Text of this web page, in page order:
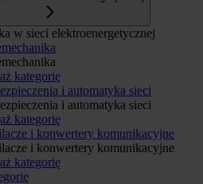
w sieci elektroenergetycznej
kategorię
i automatyka sieci
i automatyka sieci
kategorię
i konwertery komunikacyjne
i konwertery komunikacyjne
kategorię